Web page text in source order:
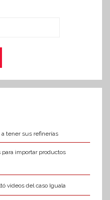
a tener sus refinerías
importar productos
videos del caso Iguala